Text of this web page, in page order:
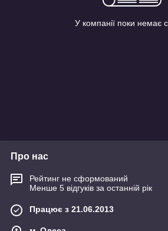
У компанії поки немає
Про нас
Рейтинг не сформований
Менше 5 відгуків за останній рік
Працює з 21.06.2013